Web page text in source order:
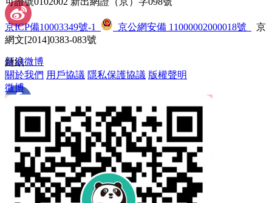
新浪微博
Facebook
京ICP備10003349號-1 京公網安備 11000002000018號
京
網文[2014]0383-083號
鏈結
關於我們 用戶協議 隱私保護協議 版權聲明
微博